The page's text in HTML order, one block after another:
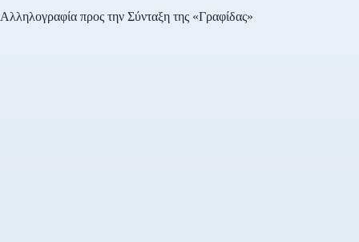
Αλληλογραφία προς την Σύνταξη της «Γραφίδας»